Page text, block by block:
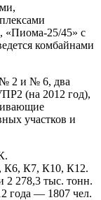
«Пиома-25/45» с
комбайнами
№ 2 и № 6, два
(на 2012 год),
участков и
К7, К10, К12.
2 278,3 тыс. тонн.
года — 1807 чел.